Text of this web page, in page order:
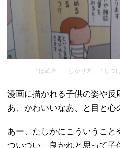
「ほめ方」「しかり方」「しつ
漫画に描かれる子供の姿や反
あ、かわいいなあ、と目と心
あー、たしかにこういうこと
ついつい、良かれと思って子